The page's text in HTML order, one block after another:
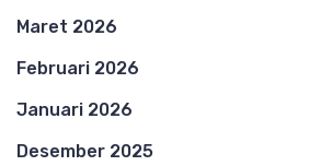
Maret 2026
Februari 2026
Januari 2026
Desember 2025